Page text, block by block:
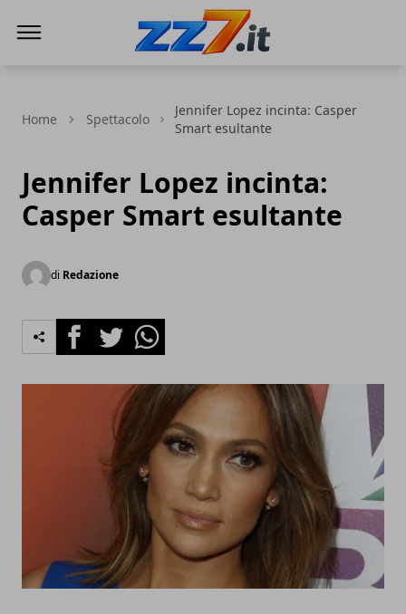
Home Spettacolo
Jennifer Lopez incinta: Casper
Smart esultante
Jennifer Lopez incinta:
Casper Smart esultante
di Redazione
FacebookTwitterWhatsapp